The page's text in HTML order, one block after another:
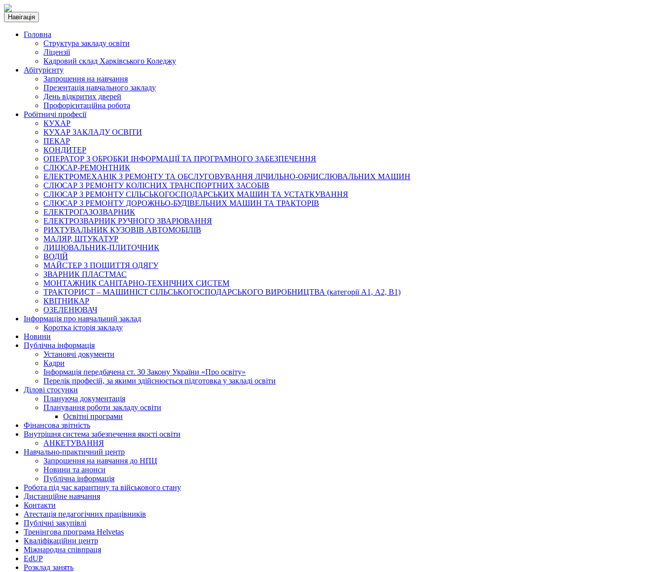
Навігація
Головна
Структура закладу освіти
Ліцензії
Кадровий склад Харківського Коледжу
Абітурієнту
Запрошення на навчання
Презентація навчального закладу
День відкритих дверей
Профорієнтаційна робота
Робітничі професії
КУХАР
КУХАР ЗАКЛАДУ ОСВІТИ
ПЕКАР
КОНДИТЕР
ОПЕРАТОР З ОБРОБКИ ІНФОРМАЦІЇ ТА ПРОГРАМНОГО ЗАБЕЗПЕЧЕННЯ
СЛЮСАР-РЕМОНТНИК
ЕЛЕКТРОМЕХАНІК З РЕМОНТУ ТА ОБСЛУГОВУВАННЯ ЛІЧИЛЬНО-ОБЧИСЛЮВАЛЬНИХ МАШИН
СЛЮСАР З РЕМОНТУ КОЛІСНИХ ТРАНСПОРТНИХ ЗАСОБІВ
СЛЮСАР З РЕМОНТУ СІЛЬСЬКОГОСПОДАРСЬКИХ МАШИН ТА УСТАТКУВАННЯ
СЛЮСАР З РЕМОНТУ ДОРОЖНЬО-БУДІВЕЛЬНИХ МАШИН ТА ТРАКТОРІВ
ЕЛЕКТРОГАЗОЗВАРНИК
ЕЛЕКТРОЗВАРНИК РУЧНОГО ЗВАРЮВАННЯ
РИХТУВАЛЬНИК КУЗОВІВ АВТОМОБІЛІВ
МАЛЯР, ШТУКАТУР
ЛИЦЮВАЛЬНИК-ПЛИТОЧНИК
ВОДІЙ
МАЙСТЕР З ПОШИТТЯ ОДЯГУ
ЗВАРНИК ПЛАСТМАС
МОНТАЖНИК САНІТАРНО-ТЕХНІЧНИХ СИСТЕМ
ТРАКТОРИСТ – МАШИНІСТ СІЛЬСЬКОГОСПОДАРСЬКОГО ВИРОБНИЦТВА (категорії А1, А2, В1)
КВІТНИКАР
ОЗЕЛЕНЮВАЧ
Інформація про навчальний заклад
Коротка історія закладу
Новини
Публічна інформація
Установчі документи
Кадри
Інформація передбачена ст. 30 Закону України «Про освіту»
Перелік професій, за якими здійснюється підготовка у закладі освіти
Ділові стосунки
Плануюча документація
Планування роботи закладу освіти
Освітні програми
Фінансова звітність
Внутрішня система забезпечення якості освіти
АНКЕТУВАННЯ
Навчально-практичний центр
Запрошення на навчання до НПЦ
Новини та анонси
Публічна інформація
Робота під час карантину та військового стану
Дистанційне навчання
Контакти
Атестація педагогічних працівників
Публічні закупівлі
Тренінгова програма Helvetas
Кваліфікаційни центр
Міжнародна співпраця
EdUР
Розклад занять